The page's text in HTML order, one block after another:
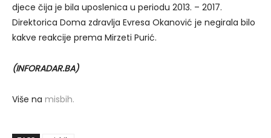
djece čija je bila uposlenica u periodu 2013. – 2017.
Direktorica Doma zdravlja Evresa Okanović je negirala bilo
kakve reakcije prema Mirzeti Purić.
(INFORADAR.BA)
Više na misbih.